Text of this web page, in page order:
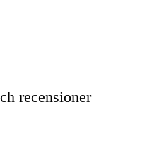
recensioner